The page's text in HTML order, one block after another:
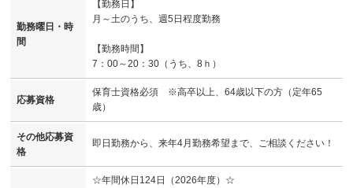
勤務曜日・時
間
【勤務日】
月～土のうち、週5日程度勤務
【勤務時間】
7：00～20：30（うち、8ｈ）
応募資格
保育士資格必須 ※高卒以上、64歳以下の方（定年65
歳）
その他応募資
格
即日勤務から、来年4月勤務希望まで、ご相談ください！
☆年間休日124日（2026年度）☆